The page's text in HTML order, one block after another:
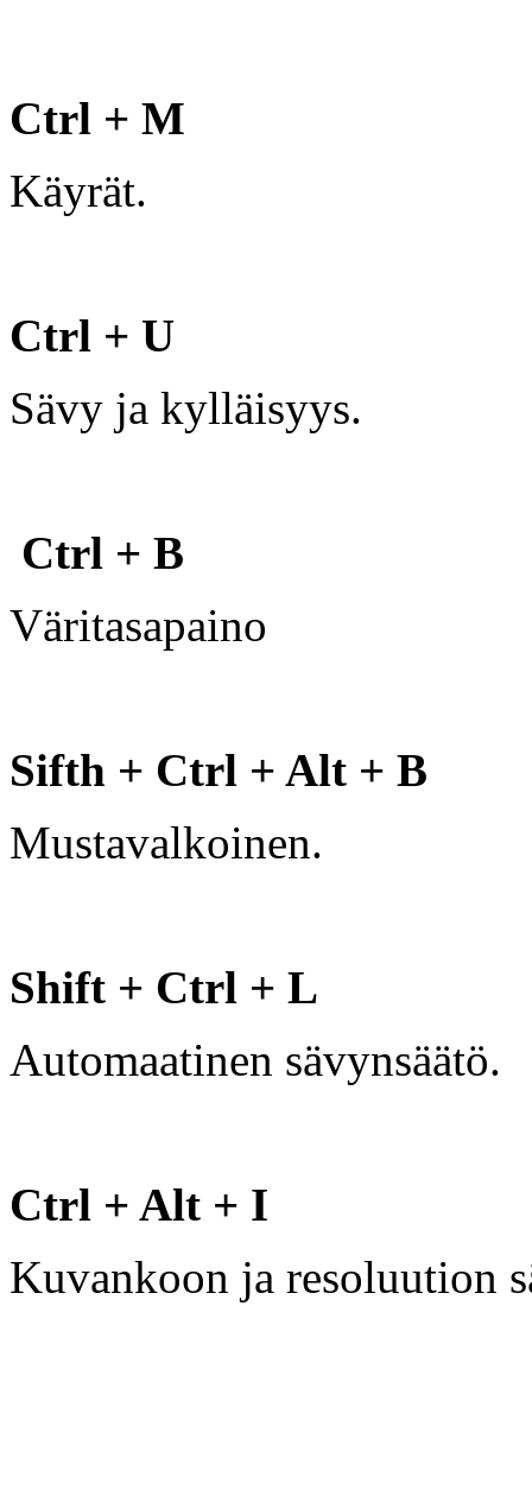
Ctrl + M
Käyrät.
Ctrl + U
Sävy ja kylläisyys.
Ctrl + B
Väritasapaino
Sifth + Ctrl + Alt + B
Mustavalkoinen.
Shift + Ctrl + L
Automaatinen sävynsäätö.
Ctrl + Alt + I
Kuvankoon ja resoluution